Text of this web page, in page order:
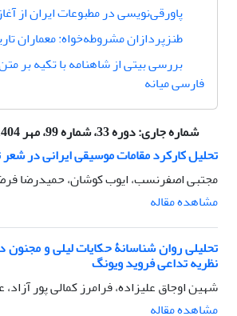
پاور‌قی‌نویسی در مطبوعات ایران از آغاز
طنزپردازان مشروطه‌خواه: معماران
بررسی بیتی از شاهنامه با تکیه بر
فارسی میانه
شماره جاری:دوره 33، شماره 99، مهر 1404
تحلیل کارکرد مقامات موسیقی ایرانی در شعر
مجتبی اصفرنسب، ایوب کوشان، حمیدرضا
مشاهده مقاله
تحلیلی روان شناسانۀ حکایات لیلی و مجنون
نظریه تداعی فروید ویونگ
شهین اوجاق علیزاده، فرامرز کمالی پور
مشاهده مقاله